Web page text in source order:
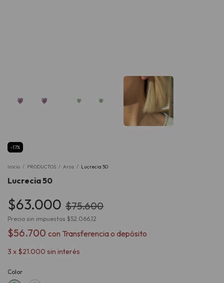
-17%
Inicio / PRODUCTOS / Aros / Lucrecia 50
Lucrecia 50
$63.000 $75.600
Precio sin impuestos $52.066,12
$56.700 con Transferencia o depósito
3 x $21.000 sin interés
Color